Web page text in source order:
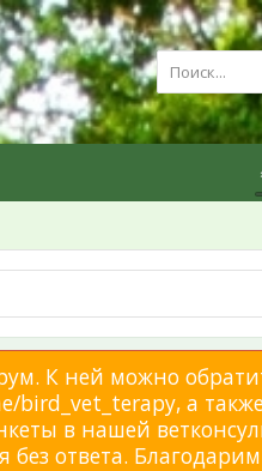
К ней можно
bird_vet_terapy, а
в нашей
ответа.